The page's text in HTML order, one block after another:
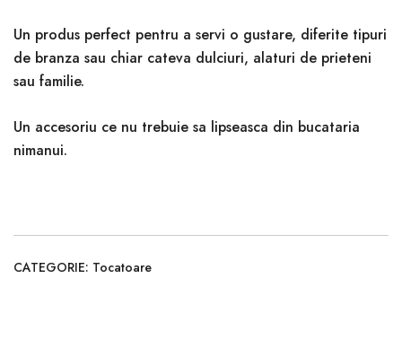
Un produs perfect pentru a servi o gustare, diferite tipuri
de branza sau chiar cateva dulciuri, alaturi de prieteni
sau familie.
Un accesoriu ce nu trebuie sa lipseasca din bucataria
nimanui.
CATEGORIE: Tocatoare